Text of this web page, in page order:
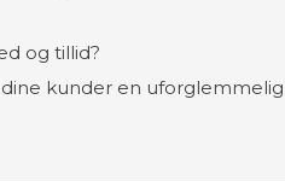
og tillid?
kunder en